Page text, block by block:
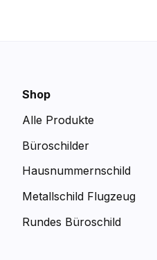
Shop
Alle Produkte
Büroschilder
Hausnummernschild
Metallschild Flugzeug
Rundes Büroschild